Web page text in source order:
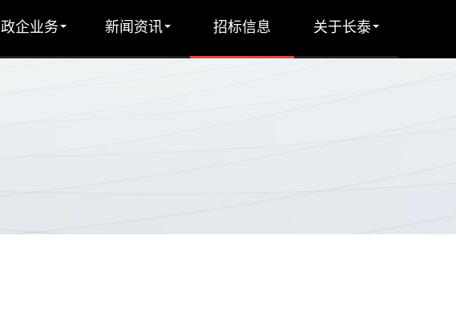
政企业务 新闻资讯 招标信息 关于长泰